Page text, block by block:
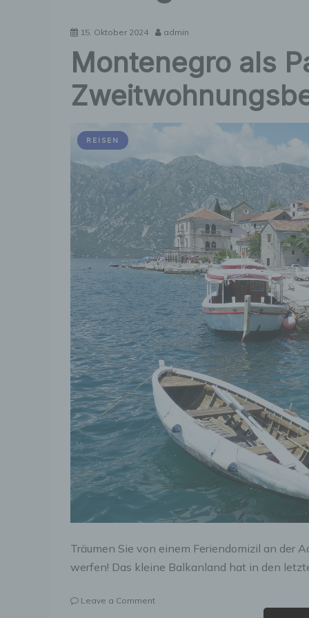
15. Oktober 2024 admin
Montenegro als
REISEN
Träumen Sie von einem Feriendomizil an der
werfen! Das kleine Balkanland hat in den
Leave a Commenton